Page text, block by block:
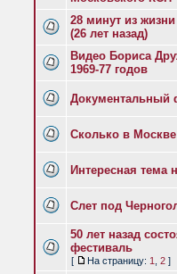
28 минут из
(26 лет назад)
Видео Бориса
1969-77 годов
Документальный
Сколько в
Интересная тема
Слет под
50 лет назад
фестиваль
[ На страницу: 1 2 ]